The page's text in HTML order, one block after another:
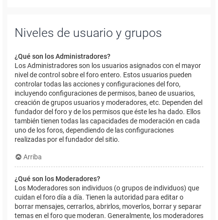
Niveles de usuario y grupos
¿Qué son los Administradores?
Los Administradores son los usuarios asignados con el mayor
nivel de control sobre el foro entero. Estos usuarios pueden
controlar todas las acciones y configuraciones del foro,
incluyendo configuraciones de permisos, baneo de usuarios,
creación de grupos usuarios y moderadores, etc. Dependen del
fundador del foro y de los permisos que éste les ha dado. Ellos
también tienen todas las capacidades de moderación en cada
uno de los foros, dependiendo de las configuraciones
realizadas por el fundador del sitio.
Arriba
¿Qué son los Moderadores?
Los Moderadores son individuos (o grupos de individuos) que
cuidan el foro día a día. Tienen la autoridad para editar o
borrar mensajes, cerrarlos, abrirlos, moverlos, borrar y separar
temas en el foro que moderan. Generalmente, los moderadores